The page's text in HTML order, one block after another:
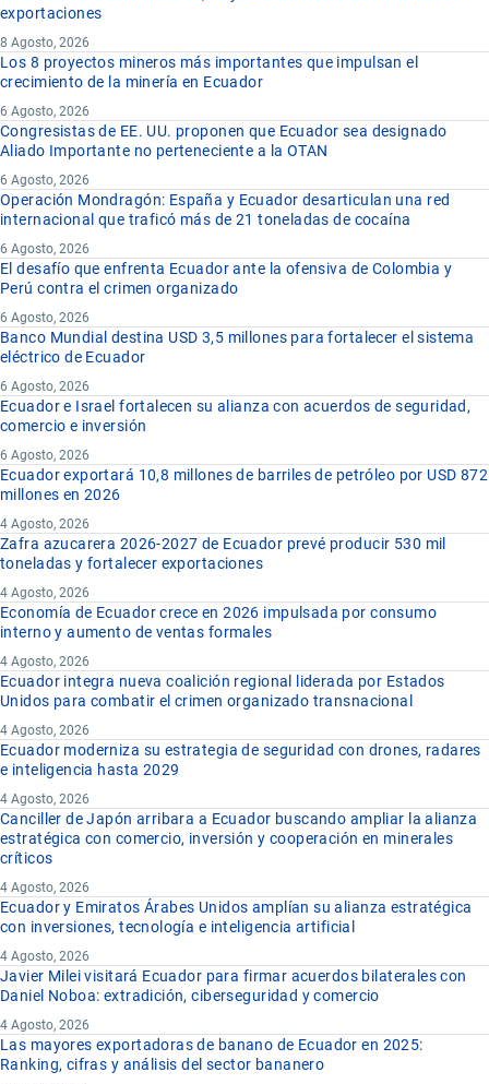
exportaciones
8 Agosto, 2026
Los 8 proyectos mineros más importantes que impulsan el
crecimiento de la minería en Ecuador
6 Agosto, 2026
Congresistas de EE. UU. proponen que Ecuador sea designado
Aliado Importante no perteneciente a la OTAN
6 Agosto, 2026
Operación Mondragón: España y Ecuador desarticulan una red
internacional que traficó más de 21 toneladas de cocaína
6 Agosto, 2026
El desafío que enfrenta Ecuador ante la ofensiva de Colombia y
Perú contra el crimen organizado
6 Agosto, 2026
Banco Mundial destina USD 3,5 millones para fortalecer el sistema
eléctrico de Ecuador
6 Agosto, 2026
Ecuador e Israel fortalecen su alianza con acuerdos de seguridad,
comercio e inversión
6 Agosto, 2026
Ecuador exportará 10,8 millones de barriles de petróleo por USD 872
millones en 2026
4 Agosto, 2026
Zafra azucarera 2026-2027 de Ecuador prevé producir 530 mil
toneladas y fortalecer exportaciones
4 Agosto, 2026
Economía de Ecuador crece en 2026 impulsada por consumo
interno y aumento de ventas formales
4 Agosto, 2026
Ecuador integra nueva coalición regional liderada por Estados
Unidos para combatir el crimen organizado transnacional
4 Agosto, 2026
Ecuador moderniza su estrategia de seguridad con drones, radares
e inteligencia hasta 2029
4 Agosto, 2026
Canciller de Japón arribara a Ecuador buscando ampliar la alianza
estratégica con comercio, inversión y cooperación en minerales
críticos
4 Agosto, 2026
Ecuador y Emiratos Árabes Unidos amplían su alianza estratégica
con inversiones, tecnología e inteligencia artificial
4 Agosto, 2026
Javier Milei visitará Ecuador para firmar acuerdos bilaterales con
Daniel Noboa: extradición, ciberseguridad y comercio
4 Agosto, 2026
Las mayores exportadoras de banano de Ecuador en 2025:
Ranking, cifras y análisis del sector bananero